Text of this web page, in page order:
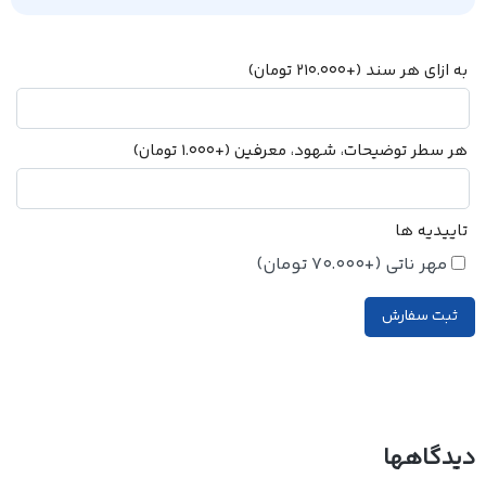
به ازای هر سند (+
210.000 تومان)
هر سطر توضیحات، شهود، معرفین (+
1.000 تومان)
تاییدیه ها
مهر ناتی (+
70.000 تومان)
ثبت سفارش
دیدگاهها